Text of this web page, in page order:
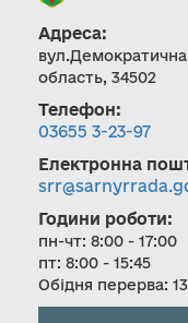
Адреса:
область, 34502
Телефон:
03655 3-23-97
Електронна
Години роботи:
пн-чт: 8:00 - 17:00
пт: 8:00 - 15:45
Обідня перерва: